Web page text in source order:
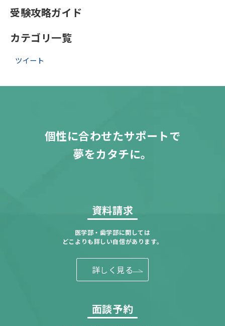
受験攻略ガイド
カテゴリ一覧
ツイート
個性に合わせたサポートで
夢をカタチに。
資料請求
医学部・歯学部に関しては
どこよりも詳しい自信があります。
詳しく見る
面談予約